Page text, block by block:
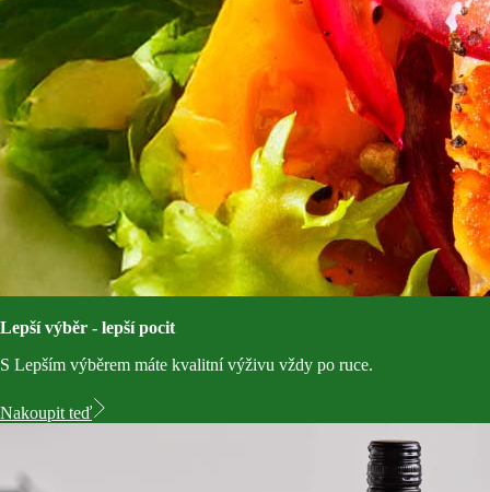
Lepší výběr - lepší pocit
S Lepším výběrem máte kvalitní výživu vždy po ruce.
Nakoupit teď